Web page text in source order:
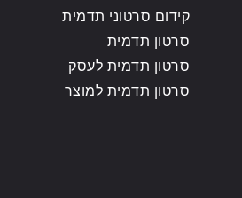
קידום סרטוני תדמית
סרטון תדמית
סרטון תדמית לעסק
סרטון תדמית למוצר